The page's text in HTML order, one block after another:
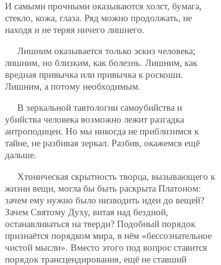
И самыми прочными оказываются холст, бумага,
стекло, кожа, глаза. Ряд можно продолжать, не
находя и не теряя ничего лишнего.
Лишним оказывается только эскиз человека;
лишним, но близким, как болезнь. Лишним, как
вредная привычка или привычка к роскоши.
Лишним, а потому необходимым.
В зеркальной тавтологии самоубийства и
убийства человека возможно лежит разгадка
антроподицеи. Но мы никогда не приблизимся к
тайне, не разбивая зеркал. Разбив, окажемся ещё
дальше.
Хтоническая скрытность творца, вызывающего к
жизни вещи, могла бы быть раскрыта Платоном:
зачем ему нужно было низводить идеи до вещей?
Зачем Святому Духу, витая над бездной,
останавливаться на тверди? Подобный порядок
признаётся порядком мира, в нём «бессознательное
чистой мысли». Вместо этого под вопрос ставится
порядок трансцендирования, ещё не ставший